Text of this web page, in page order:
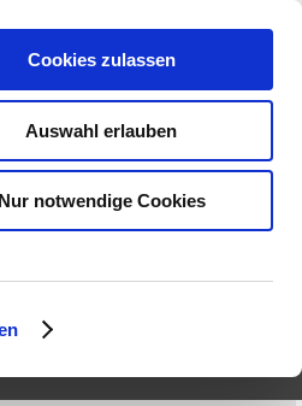
Cookies zulassen
Auswahl erlauben
Nur notwendige Cookies
SUCHEN (0)